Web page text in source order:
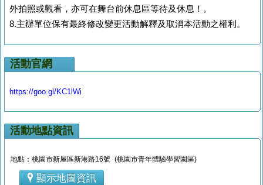
外拍照或觀看，亦可在舞台前休息區等待及休息！ 。
8.主辦單位保有最終修改變更活動解釋及取消本活動之權利。
活動官網
https://goo.gl/KC1lWi
活動地點資訊
地點：桃園市新屋區新港路16號 (桃園市青年體驗學習園區)
顯示地圖資訊